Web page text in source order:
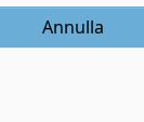
Annulla